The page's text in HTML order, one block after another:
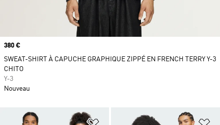
Ajouter à la Liste de produits
Prix
380 €
SWEAT-SHIRT À CAPUCHE GRAPHIQUE ZIPPÉ EN FRENCH TERRY Y-3
CHITO
Y-3
Nouveau